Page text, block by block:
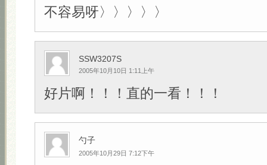
不容易呀〉〉〉〉〉
SSW3207S
2005年10月10日 1:11上午
好片啊！！！直的一看！！！
勺子
2005年10月29日 7:12下午